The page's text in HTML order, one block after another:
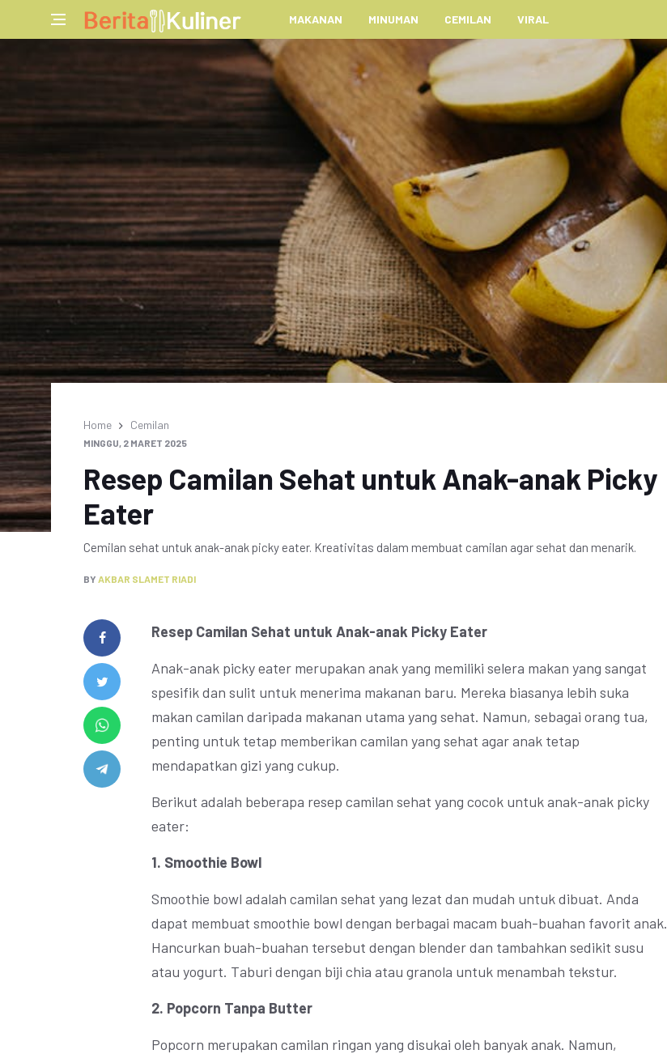
MAKANAN MINUMAN CEMILAN VIRAL
Home Cemilan
MINGGU, 2 MARET 2025
Resep Camilan Sehat untuk Anak-anak Picky
Eater
Cemilan sehat untuk anak-anak picky eater. Kreativitas dalam membuat camilan agar sehat dan menarik.
BY AKBAR SLAMET RIADI
Resep Camilan Sehat untuk Anak-anak Picky Eater
Anak-anak picky eater merupakan anak yang memiliki selera makan yang sangat
spesifik dan sulit untuk menerima makanan baru. Mereka biasanya lebih suka
makan camilan daripada makanan utama yang sehat. Namun, sebagai orang tua,
penting untuk tetap memberikan camilan yang sehat agar anak tetap
mendapatkan gizi yang cukup.
Berikut adalah beberapa resep camilan sehat yang cocok untuk anak-anak picky
eater:
1. Smoothie Bowl
Smoothie bowl adalah camilan sehat yang lezat dan mudah untuk dibuat. Anda
dapat membuat smoothie bowl dengan berbagai macam buah-buahan favorit anak.
Hancurkan buah-buahan tersebut dengan blender dan tambahkan sedikit susu
atau yogurt. Taburi dengan biji chia atau granola untuk menambah tekstur.
2. Popcorn Tanpa Butter
Popcorn merupakan camilan ringan yang disukai oleh banyak anak. Namun,